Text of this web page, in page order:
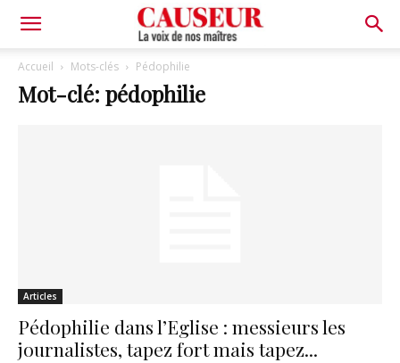
voix
maîtres
Accueil Mots-clés Pédophilie
Mot-clé: pédophilie
Articles
Pédophilie dans l’Eglise : messieurs les
journalistes, tapez fort mais tapez...